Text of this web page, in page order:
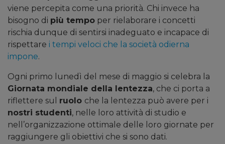
viene percepita come una priorità. Chi invece ha
bisogno di più tempo per rielaborare i concetti
rischia dunque di sentirsi inadeguato e incapace di
rispettare i tempi veloci che la società odierna
impone.
Ogni primo lunedì del mese di maggio si celebra la
Giornata mondiale della lentezza, che ci porta a
riflettere sul ruolo che la lentezza può avere per i
nostri studenti, nelle loro attività di studio e
nell’organizzazione ottimale delle loro giornate per
raggiungere gli obiettivi che si sono dati.